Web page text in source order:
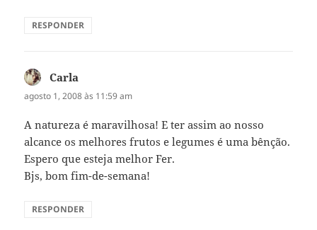
RESPONDER
Carla
agosto 1, 2008 às 11:59 am
A natureza é maravilhosa! E ter assim ao nosso
alcance os melhores frutos e legumes é uma bênção.
Espero que esteja melhor Fer.
Bjs, bom fim-de-semana!
RESPONDER